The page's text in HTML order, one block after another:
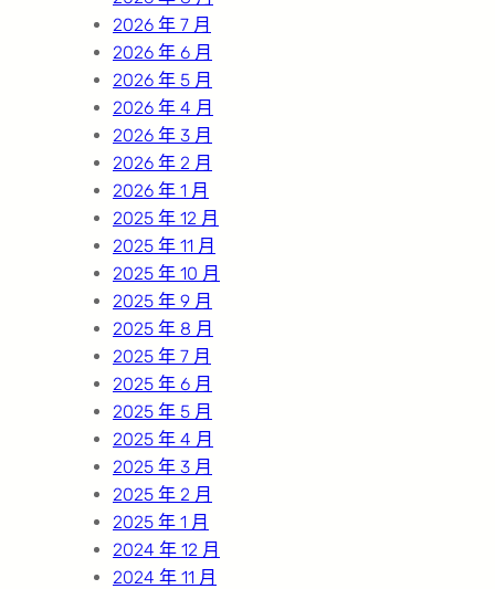
2026 年 7 月
2026 年 6 月
2026 年 5 月
2026 年 4 月
2026 年 3 月
2026 年 2 月
2026 年 1 月
2025 年 12 月
2025 年 11 月
2025 年 10 月
2025 年 9 月
2025 年 8 月
2025 年 7 月
2025 年 6 月
2025 年 5 月
2025 年 4 月
2025 年 3 月
2025 年 2 月
2025 年 1 月
2024 年 12 月
2024 年 11 月